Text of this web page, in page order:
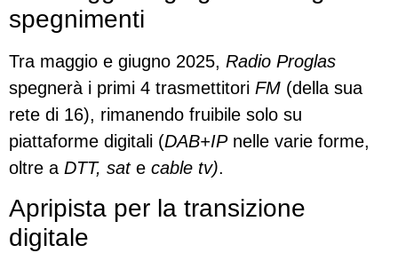
spegnimenti
Tra maggio e giugno 2025, Radio Proglas
spegnerà i primi 4 trasmettitori FM (della sua
rete di 16), rimanendo fruibile solo su
piattaforme digitali (DAB+IPnelle varie forme,
oltre a DTT, sat e cable tv).
Apripista per la transizione
digitale